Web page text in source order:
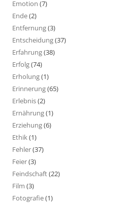
Emotion (7)
Ende(2)
Entfernung(3)
Entscheidung(37)
Erfahrung(38)
Erfolg(74)
Erholung(1)
Erinnerung(65)
Erlebnis(2)
Ernährung(1)
Erziehung(6)
Ethik(1)
Fehler(37)
Feier(3)
Feindschaft(22)
Film (3)
Fotografie(1)